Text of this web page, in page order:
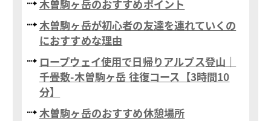
木曽駒ヶ岳のおすすめポイント
木曽駒ヶ岳が初心者の友達を連れていくの
におすすめな理由
ロープウェイ使用で日帰りアルプス登山｜
千畳敷-木曽駒ヶ岳 往復コース【3時間10
分】
木曽駒ヶ岳のおすすめ休憩場所